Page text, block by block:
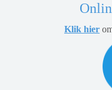
Klik hier